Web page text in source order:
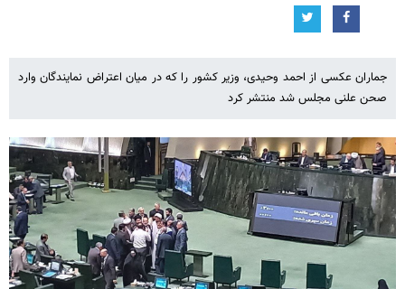
جماران عکسی از احمد وحیدی، وزیر کشور را که در میان اعتراض نمایندگان وارد
صحن علنی مجلس شد منتشر کرد